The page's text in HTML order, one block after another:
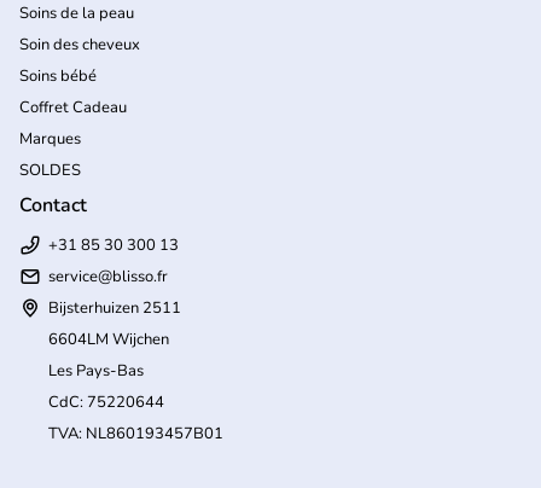
Soins de la peau
Soin des cheveux
Soins bébé
Coffret Cadeau
Marques
SOLDES
Contact
+31 85 30 300 13
service@blisso.fr
Bijsterhuizen 2511
6604LM Wijchen
Les Pays-Bas
CdC: 75220644
TVA: NL860193457B01